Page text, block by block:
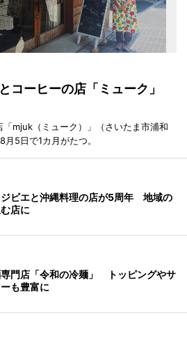
コーヒーの店「ミューク」
mjuk（ミューク）」（さいたま市浦和
5日で1カ月がたつ。
ビエと沖縄料理の店が5周年 地域の
店に
門店「令和の冷麺」 トッピングやサ
も豊富に